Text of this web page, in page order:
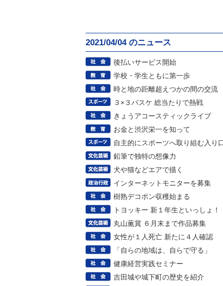
2021/04/04 のニュース
後払いサービス開始
学校・学生ともに第一歩
時と地の距離超えつかの間の交流
３×３バスケ 総当たりで熱戦
きょうアコースティックライブ
お金と渋沢栄一を知って
自主的にスポーツへ取り組む入り
鉛筆で独特の想像力
犬や猫などエアで描く
インターネットモニターを募集
樹熟デコポン収穫始まる
トヨッキー 新１年生といっしょ！
丸山薫賞 ６月末まで作品募集
女性が１人死亡 新たに４人確認
「自らの地域は、自らで守る」
健康経営実践セミナー
吉田城や城下町の歴史を紹介